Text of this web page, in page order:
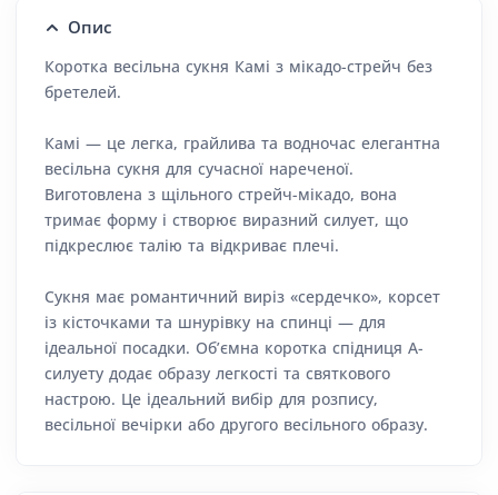
Опис
Коротка весільна сукня Камі з мікадо-стрейч без
бретелей.
Камі — це легка, грайлива та водночас елегантна
весільна сукня для сучасної нареченої.
Виготовлена з щільного стрейч-мікадо, вона
тримає форму і створює виразний силует, що
підкреслює талію та відкриває плечі.
Сукня має романтичний виріз «сердечко», корсет
із кісточками та шнурівку на спинці — для
ідеальної посадки. Об’ємна коротка спідниця А-
силуету додає образу легкості та святкового
настрою. Це ідеальний вибір для розпису,
весільної вечірки або другого весільного образу.